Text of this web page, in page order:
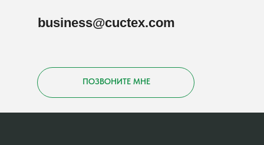
business@cuctex.com
ПОЗВОНИТЕ МНЕ